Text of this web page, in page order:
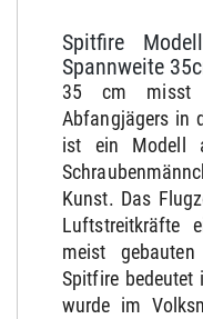
Spitfire
Spannweite
35 cm misst
Abfangjägers in
ist ein Modell
Kunst. Das
Luftstreitkräfte
meist
Spitfire
wurde im